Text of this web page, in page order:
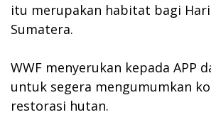
itu merupakan habitat bagi
Sumatera.
WWF menyerukan kepada APP
untuk segera mengumumkan
restorasi hutan.